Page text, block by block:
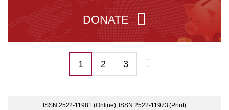
DONATE
1 2 3 
ISSN 2522-11981 (Online), ISSN 2522-11973 (Print)